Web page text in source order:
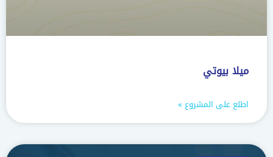
ميلا بيوتي
اطلع على المشروع »